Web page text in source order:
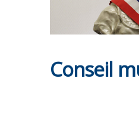
Conseil